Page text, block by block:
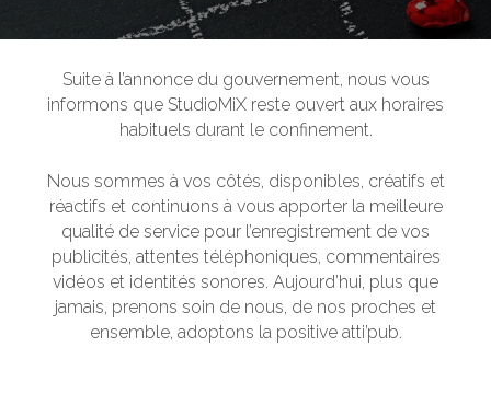
InfoStudio
Suite à l’annonce du gouvernement, nous vous
informons que StudioMiX reste ouvert aux horaires
habituels durant le confinement.
Nous sommes à vos côtés, disponibles, créatifs et
réactifs et continuons à vous apporter la meilleure
qualité de service pour l’enregistrement de vos
publicités, attentes téléphoniques, commentaires
vidéos et identités sonores. Aujourd’hui, plus que
jamais, prenons soin de nous, de nos proches et
ensemble, adoptons la positive atti’pub.